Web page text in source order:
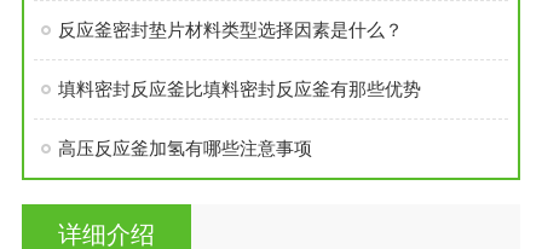
反应釜密封垫片材料类型选择因素是什么？
填料密封反应釜比填料密封反应釜有那些优势
高压反应釜加氢有哪些注意事项
详细介绍